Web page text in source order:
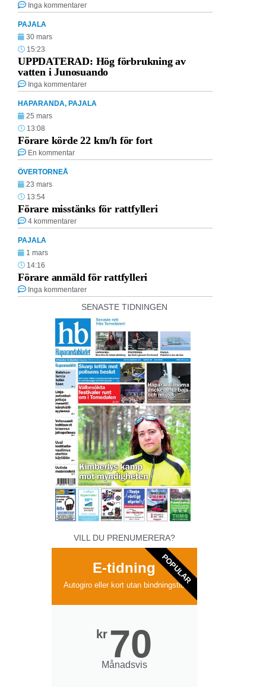
Inga kommentarer
PAJALA
30 mars
15:23
UPPDATERAD: Hög förbrukning av
vatten i Junosuando
Inga kommentarer
HAPARANDA, PAJALA
25 mars
13:08
Förare körde 22 km/h för fort
En kommentar
ÖVERTORNEÅ
23 mars
13:54
Förare misstänks för rattfylleri
4 kommentarer
PAJALA
1 mars
14:16
Förare anmäld för rattfylleri
Inga kommentarer
SENASTE TIDNINGEN
VILL DU PRENUMERERA?
E-tidning
Autogiro eller kort utan bindningstid
kr 70
Månadsvis
POPULAR